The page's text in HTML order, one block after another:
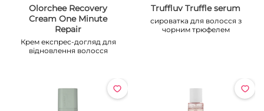
Olorchee Recovery
Cream One Minute
Repair
Крем експрес-догляд для
відновлення волосся
Truffluv Truffle serum
сироватка для волосся з
чорним трюфелем